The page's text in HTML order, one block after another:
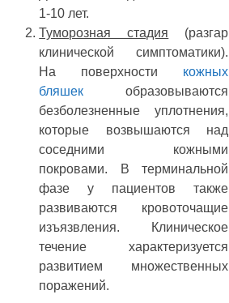
1-10 лет.
Туморозная стадия (разгар
клинической симптоматики).
На поверхности кожных
бляшек образовываются
безболезненные уплотнения,
которые возвышаются над
соседними кожными
покровами. В терминальной
фазе у пациентов также
развиваются кровоточащие
изъязвления. Клиническое
течение характеризуется
развитием множественных
поражений.